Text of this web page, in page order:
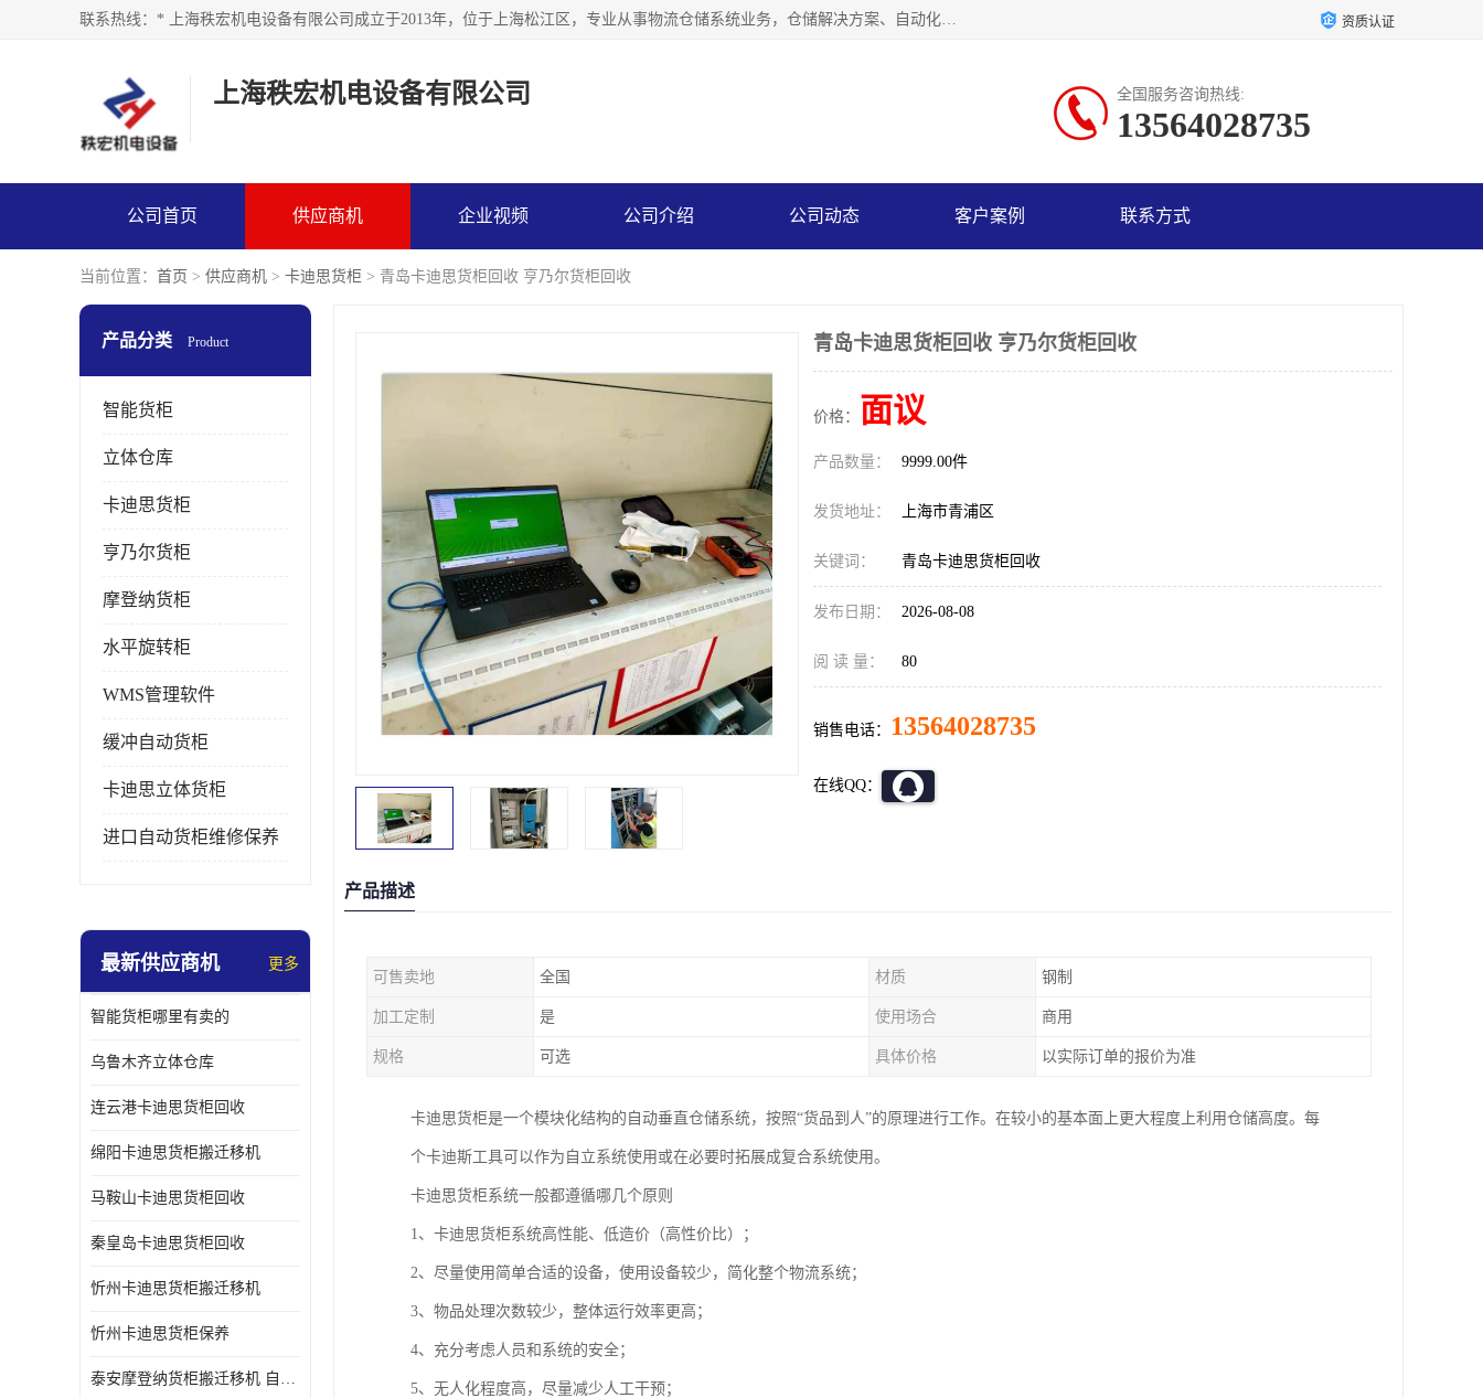
联系热线：* 上海秩宏机电设备有限公司成立于2013年，位于上海松江区，专业从事物流仓储系统业务，仓储解决方案、自动化仓储设备、自动货柜、立体货柜等。 资质认证
上海秩宏机电设备有限公司 全国服务咨询热线:
13564028735
公司首页 供应商机 企业视频 公司介绍 公司动态 客户案例 联系方式
当前位置： 首页 > 供应商机 > 卡迪思货柜 > 青岛卡迪思货柜回收 亨乃尔货柜回收
产品分类 Product
智能货柜
立体仓库
卡迪思货柜
亨乃尔货柜
摩登纳货柜
水平旋转柜
WMS管理软件
缓冲自动货柜
卡迪思立体货柜
进口自动货柜维修保养
最新供应商机 更多
智能货柜哪里有卖的
乌鲁木齐立体仓库
连云港卡迪思货柜回收
绵阳卡迪思货柜搬迁移机
马鞍山卡迪思货柜回收
秦皇岛卡迪思货柜回收
忻州卡迪思货柜搬迁移机
忻州卡迪思货柜保养
泰安摩登纳货柜搬迁移机 自动立体仓储货柜回收
青岛卡迪思货柜回收 亨乃尔货柜回收
价格： 面议
产品数量： 9999.00件
发货地址： 上海市青浦区
关键词： 青岛卡迪思货柜回收
发布日期： 2026-08-08
阅 读 量： 80
销售电话： 13564028735
在线QQ：
产品描述
可售卖地 全国 材质 钢制
加工定制 是 使用场合 商用
规格 可选 具体价格 以实际订单的报价为准
卡迪思货柜是一个模块化结构的自动垂直仓储系统，按照“货品到人”的原理进行工作。在较小的基本面上更大程度上利用仓储高度。每
个卡迪斯工具可以作为自立系统使用或在必要时拓展成复合系统使用。
卡迪思货柜系统一般都遵循哪几个原则
1、卡迪思货柜系统高性能、低造价（高性价比）；
2、尽量使用简单合适的设备，使用设备较少，简化整个物流系统；
3、物品处理次数较少，整体运行效率更高；
4、充分考虑人员和系统的安全；
5、无人化程度高，尽量减少人工干预；